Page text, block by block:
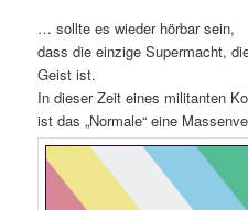
… sollte es wieder hörbar sein,
dass die einzige Supermacht,
Geist ist.
In dieser Zeit eines militanten
ist das „Normale“ eine